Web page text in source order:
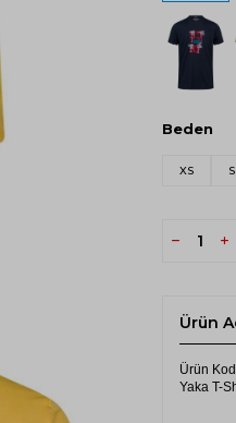
Beden
XS S
Ürün
Ürün
Yaka T-